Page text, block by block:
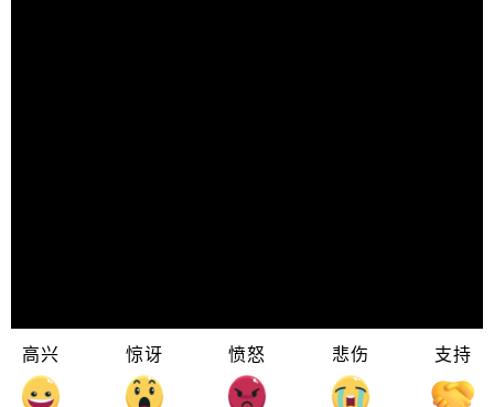
高兴 惊讶 愤怒 悲伤 支持